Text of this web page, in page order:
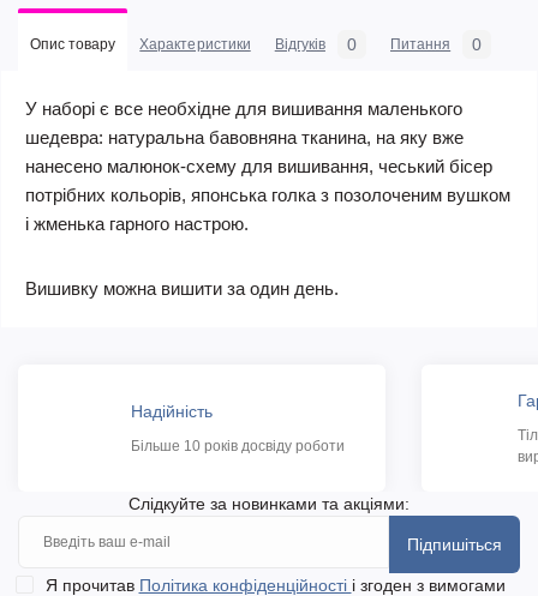
Опис товару Характеристики Відгуків 0 Питання 0
У наборі є все необхідне для вишивання маленького
шедевра: натуральна бавовняна тканина, на яку вже
нанесено малюнок-схему для вишивання, чеський бісер
потрібних кольорів, японська голка з позолоченим вушком
і жменька гарного настрою.
Вишивку можна вишити за один день.
Надійність
Більше 10 років досвіду роботи
Слідкуйте за новинками та акціями:
Підпишіться
Я прочитав Політика конфіденційності і згоден з вимогами